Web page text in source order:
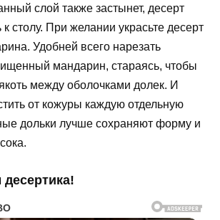
слой также застынет, десерт
столу. При желании украсьте десерт
Удобней всего нарезать
мандарин, стараясь, чтобы
между оболочками долек. И
от кожуры каждую отдельную
дольки лучше сохраняют форму и